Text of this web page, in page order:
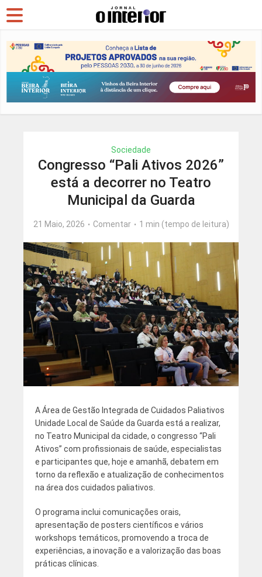
Sociedade
Congresso “Pali Ativos 2026”
está a decorrer no Teatro
Municipal da Guarda
21 Maio, 2026 Comentar 1 min (tempo de leitura)
A Área de Gestão Integrada de Cuidados Paliativos
Unidade Local de Saúde da Guarda está a realizar,
no Teatro Municipal da cidade, o congresso “Pali
Ativos” com profissionais de saúde, especialistas
e participantes que, hoje e amanhã, debatem em
torno da reflexão e atualização de conhecimentos
na área dos cuidados paliativos.
O programa inclui comunicações orais,
apresentação de posters científicos e vários
workshops temáticos, promovendo a troca de
experiências, a inovação e a valorização das boas
práticas clínicas.